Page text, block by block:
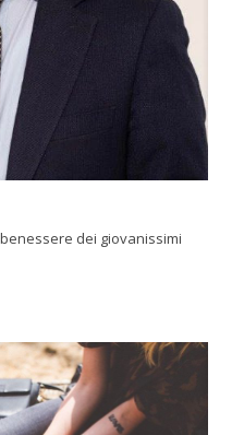
benessere dei giovanissimi